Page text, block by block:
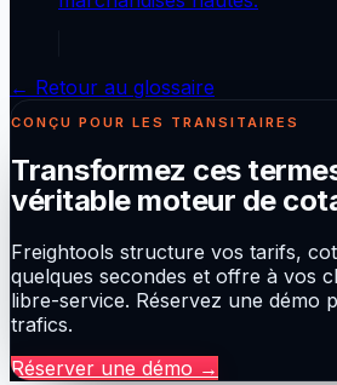
← Retour au glossaire
CONÇU POUR LES TRANSITAIRES
Transformez ces
véritable moteur de
Freightools structure vos tarifs,
quelques secondes et offre à vos
libre-service. Réservez une démo
trafics.
Réserver une démo →